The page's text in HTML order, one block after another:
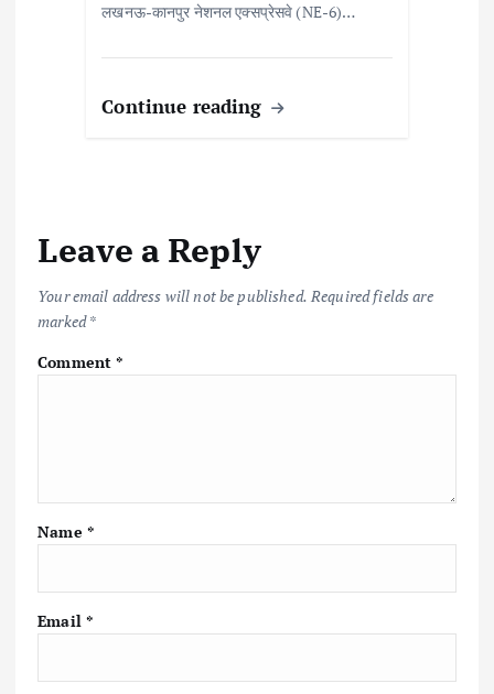
लखनऊ-कानपुर नेशनल एक्सप्रेसवे (NE-6)…
Continue reading
Leave a Reply
Your email address will not be published. Required fields are
marked*
Comment*
Name *
Email *